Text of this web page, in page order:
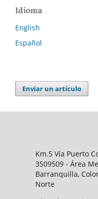
Idioma
English
Español
Enviar un artículo
Km.5 Vía Puerto
3509509 - Área
Barranquilla,
Norte